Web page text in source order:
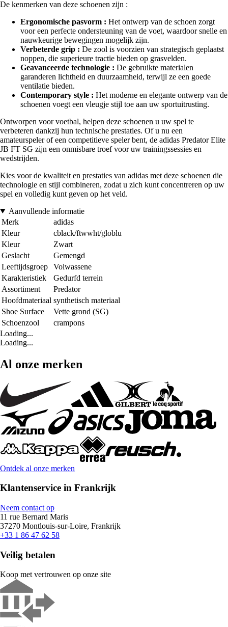
De kenmerken van deze schoenen zijn :
Ergonomische pasvorm : Het ontwerp van de schoen zorgt
voor een perfecte ondersteuning van de voet, waardoor snelle en
nauwkeurige bewegingen mogelijk zijn.
Verbeterde grip : De zool is voorzien van strategisch geplaatst
noppen, die superieure tractie bieden op grasvelden.
Geavanceerde technologie : De gebruikte materialen
garanderen lichtheid en duurzaamheid, terwijl ze een goede
ventilatie bieden.
Contemporary style : Het moderne en elegante ontwerp van de
schoenen voegt een vleugje stijl toe aan uw sportuitrusting.
Ontworpen voor voetbal, helpen deze schoenen u uw spel te
verbeteren dankzij hun technische prestaties. Of u nu een
amateurspeler of een competitieve speler bent, de adidas Predator Elite
JB FT SG zijn een onmisbare troef voor uw trainingssessies en
wedstrijden.
Kies voor de kwaliteit en prestaties van adidas met deze schoenen die
technologie en stijl combineren, zodat u zich kunt concentreren op uw
spel en volledig kunt geven op het veld.
Aanvullende informatie
Merk
adidas
Kleur
cblack/ftwwht/globlu
Kleur
Zwart
Geslacht
Gemengd
Leeftijdsgroep
Volwassene
Karakteristiek
Gedurfd terrein
Assortiment
Predator
Hoofdmateriaal synthetisch materiaal
Shoe Surface
Vette grond (SG)
Schoenzool
crampons
Loading...
Loading...
Al onze merken
Ontdek al onze merken
Klantenservice in Frankrijk
Neem contact op
11 rue Bernard Maris
37270 Montlouis-sur-Loire, Frankrijk
+33 1 86 47 62 58
Veilig betalen
Koop met vertrouwen op onze site